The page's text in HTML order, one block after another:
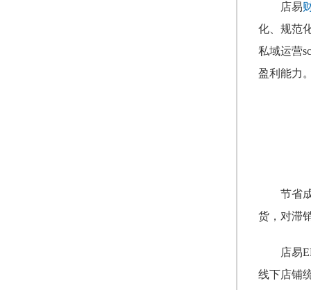
店易
化、规范
私域运营
盈利能力
节省
货，对滞
店易
线下店铺